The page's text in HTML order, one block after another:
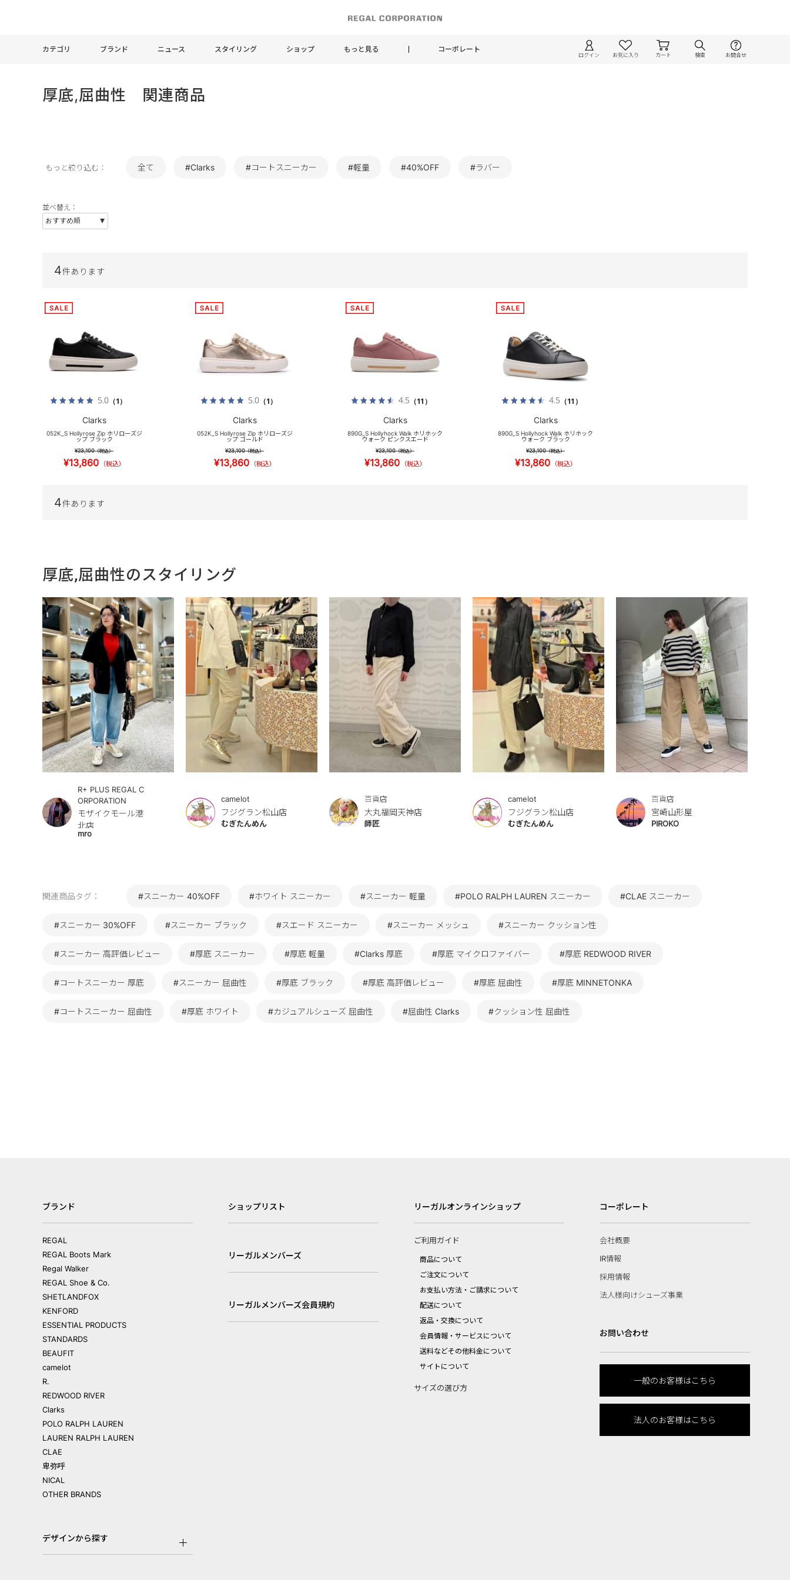
カテゴリ ブランド ニュース スタイリング ショップ もっと見る コーポレート
ログイン お気に入り カート 検索 お問合せ
厚底,屈曲性 関連商品
もっと絞り込む： 全て #Clarks #コートスニーカー #軽量 #40%OFF #ラバー
並べ替え：
4件あります
5.0（1）
Clarks
052K_S Hollyrose Zip ホリローズジ
ップ ブラック
¥23,100（税込）
¥13,860 （税込）
5.0（1）
Clarks
052K_S Hollyrose Zip ホリローズジ
ップ ゴールド
¥23,100（税込）
¥13,860 （税込）
4.5 （11）
Clarks
890G_S Hollyhock Walk ホリホック
ウォーク ピンクスエード
¥23,100（税込）
¥13,860 （税込）
4.5 （11）
Clarks
890G_S Hollyhock Walk ホリホック
ウォーク ブラック
¥23,100（税込）
¥13,860 （税込）
4件あります
厚底,屈曲性のスタイリング
R+ PLUS REGAL C
ORPORATION
モザイクモール港
北店
mro
camelot
フジグラン松山店
むぎたんめん
百貨店
大丸福岡天神店
師匠
camelot
フジグラン松山店
むぎたんめん
百貨店
宮崎山形屋
PIROKO
関連商品タグ： #スニーカー 40%OFF #ホワイト スニーカー #スニーカー 軽量 #POLO RALPH LAUREN スニーカー #CLAE スニーカー
#スニーカー 30%OFF #スニーカー ブラック #スエード スニーカー #スニーカー メッシュ #スニーカー クッション性
#スニーカー 高評価レビュー #厚底 スニーカー #厚底 軽量 #Clarks 厚底 #厚底 マイクロファイバー #厚底 REDWOOD RIVER
#コートスニーカー 厚底 #スニーカー 屈曲性 #厚底 ブラック #厚底 高評価レビュー #厚底 屈曲性 #厚底 MINNETONKA
#コートスニーカー 屈曲性 #厚底 ホワイト #カジュアルシューズ 屈曲性 #屈曲性 Clarks #クッション性 屈曲性
ブランド
REGAL
REGAL Boots Mark
Regal Walker
REGAL Shoe & Co.
SHETLANDFOX
KENFORD
ESSENTIAL PRODUCTS
STANDARDS
BEAUFIT
camelot
R.
REDWOOD RIVER
Clarks
POLO RALPH LAUREN
LAUREN RALPH LAUREN
CLAE
卑弥呼
NICAL
OTHER BRANDS
デザインから探す
ショップリスト
リーガルメンバーズ
リーガルメンバーズ会員規約
リーガルオンラインショップ
ご利用ガイド
商品について
ご注文について
お支払い方法・ご請求について
配送について
返品・交換について
会員情報・サービスについて
送料などその他料金について
サイトについて
サイズの選び方
コーポレート
会社概要
IR情報
採用情報
法人様向けシューズ事業
お問い合わせ
一般のお客様はこちら
法人のお客様はこちら